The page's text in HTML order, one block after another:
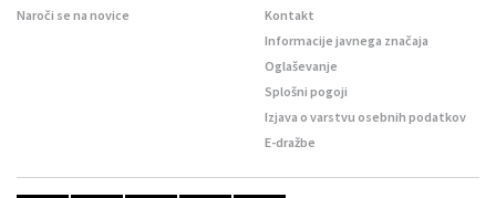
Naroči se na novice
Kontakt
Informacije javnega značaja
Oglaševanje
Splošni pogoji
Izjava o varstvu osebnih podatkov
E-dražbe